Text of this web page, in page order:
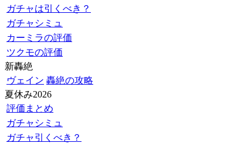
ガチャは引くべき？
ガチャシミュ
カーミラの評価
ツクモの評価
新轟絶
ヴェイン 轟絶の攻略
夏休み2026
評価まとめ
ガチャシミュ
ガチャ引くべき？